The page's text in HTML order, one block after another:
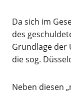
Da sich im
des
Grundlage der
die sog.
Neben diesen